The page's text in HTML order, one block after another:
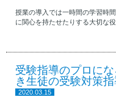
授業の導入では一時間の学習時
に関心を持たせたりする大切な
受験指導のプロに
き生徒の受験対策指
2020.03.15